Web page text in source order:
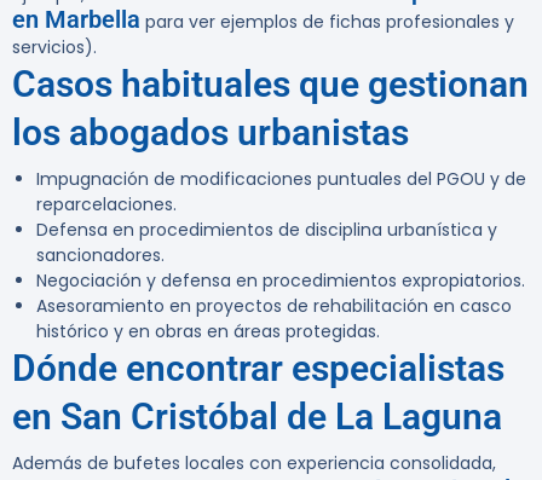
en Marbella para ver ejemplos de fichas profesionales y
servicios).
Casos habituales que gestionan
los abogados urbanistas
Impugnación de modificaciones puntuales del PGOU y de
reparcelaciones.
Defensa en procedimientos de disciplina urbanística y
sancionadores.
Negociación y defensa en procedimientos expropiatorios.
Asesoramiento en proyectos de rehabilitación en casco
histórico y en obras en áreas protegidas.
Dónde encontrar especialistas
en San Cristóbal de La Laguna
Además de bufetes locales con experiencia consolidada,